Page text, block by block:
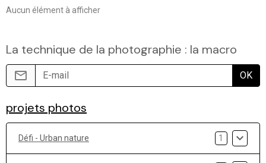
Aucun élément à afficher
La technique de la photographie : la macro
OK
projets photos
Défi - Urban nature 1